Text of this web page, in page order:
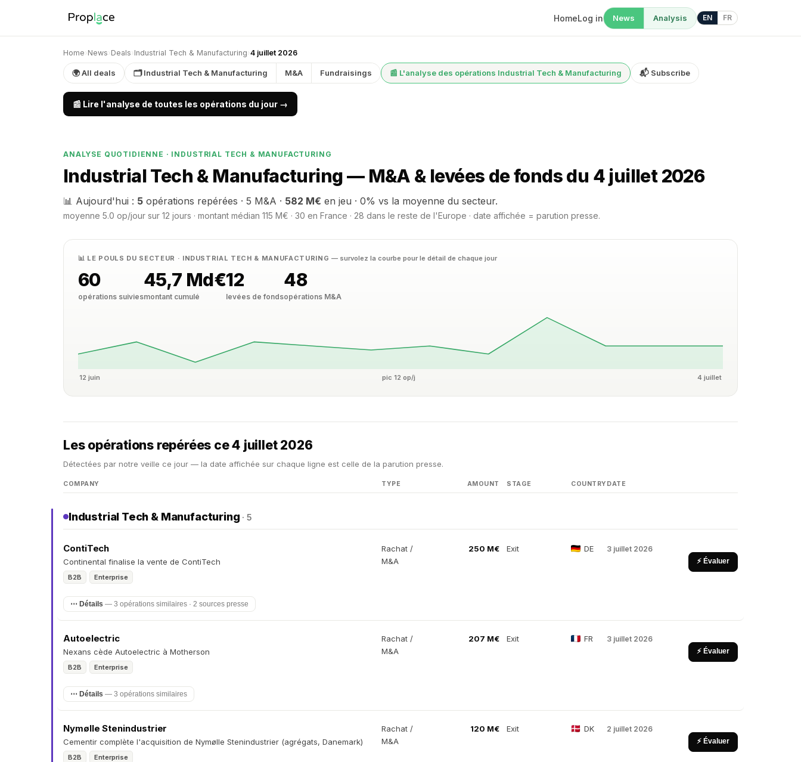
HomeLog in News Analysis EN FR
Home› News› Deals› Industrial Tech & Manufacturing›4 juillet 2026
🌍 All deals 🗂 Industrial Tech & Manufacturing M&A Fundraisings 📰 L'analyse des opérations Industrial Tech & Manufacturing 📬 Subscribe
📰 Lire l'analyse de toutes les opérations du jour →
ANALYSE QUOTIDIENNE · INDUSTRIAL TECH & MANUFACTURING
Industrial Tech & Manufacturing — M&A & levées de fonds du 4 juillet 2026
📊 Aujourd'hui : 5 opérations repérées · 5 M&A · 582 M€ en jeu · 0% vs la moyenne du secteur.
moyenne 5.0 op/jour sur 12 jours · montant médian 115 M€ · 30 en France · 28 dans le reste de l'Europe · date affichée = parution presse.
📊 LE POULS DU SECTEUR · INDUSTRIAL TECH & MANUFACTURING — survolez la courbe pour le détail de chaque jour
60
opérations suivies
45,7 Md€
montant cumulé
12
levées de fonds
48
opérations M&A
12 juin pic 12 op/j 4 juillet
Les opérations repérées ce 4 juillet 2026
Détectées par notre veille ce jour — la date affichée sur chaque ligne est celle de la parution presse.
COMPANY TYPE AMOUNT STAGE COUNTRY DATE
Industrial Tech & Manufacturing · 5
ContiTech
Continental finalise la vente de ContiTech
B2B Enterprise
Rachat /
M&A
250 M€ Exit DE 3 juillet 2026
⚡ Évaluer
⋯ Détails — 3 opérations similaires · 2 sources presse
Autoelectric
Nexans cède Autoelectric à Motherson
B2B Enterprise
Rachat /
M&A
207 M€ Exit FR 3 juillet 2026
⚡ Évaluer
⋯ Détails — 3 opérations similaires
Nymølle Stenindustrier
Cementir complète l'acquisition de Nymølle Stenindustrier (agrégats, Danemark)
B2B Enterprise
Rachat /
M&A
120 M€ Exit DK 2 juillet 2026
⚡ Évaluer